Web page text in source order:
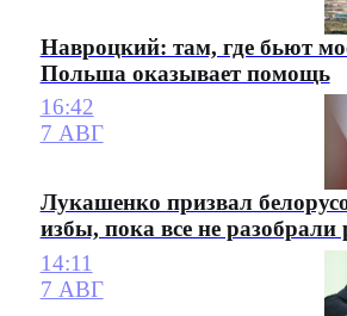
Навроцкий: там, где бьют
Польша оказывает помощь
16:42
7 АВГ
Лукашенко призвал
избы, пока все не разобрали
14:11
7 АВГ